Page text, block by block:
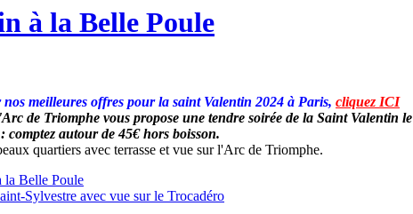
à la Belle Poule
meilleures offres pour la saint Valentin 2024 à Paris, cliquez ICI
de Triomphe vous propose une tendre soirée de la Saint Valentin le
autour de 45€ hors boisson.
quartiers avec terrasse et vue sur l'Arc de Triomphe.
la Belle Poule